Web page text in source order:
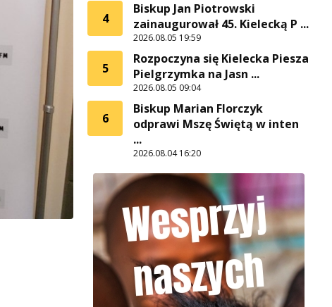
4
Biskup Jan Piotrowski
zainaugurował 45. Kielecką P ...
2026.08.05 19:59
5
Rozpoczyna się Kielecka Piesza
Pielgrzymka na Jasn ...
2026.08.05 09:04
6
Biskup Marian Florczyk
odprawi Mszę Świętą w inten
...
2026.08.04 16:20